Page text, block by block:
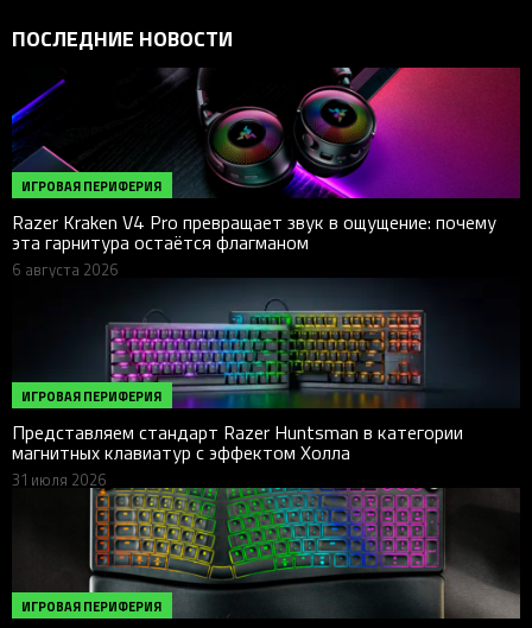
ПОСЛЕДНИЕ НОВОСТИ
ИГРОВАЯ ПЕРИФЕРИЯ
Razer Kraken V4 Pro превращает звук в ощущение: почему
эта гарнитура остаётся флагманом
6 августа 2026
ИГРОВАЯ ПЕРИФЕРИЯ
Представляем стандарт Razer Huntsman в категории
магнитных клавиатур с эффектом Холла
31 июля 2026
ИГРОВАЯ ПЕРИФЕРИЯ